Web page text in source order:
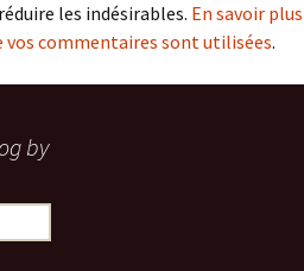
les indésirables. En savoir plus
vos commentaires sont utilisées.
by